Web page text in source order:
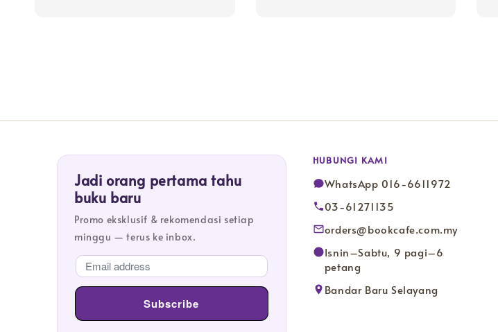
Jadi orang pertama tahu
buku baru
Promo eksklusif & rekomendasi setiap
minggu — terus ke inbox.
HUBUNGI KAMI
WhatsApp 016-6611972
03-61271135
orders@bookcafe.com.my
Isnin–Sabtu, 9 pagi–6
petang
Bandar Baru Selayang